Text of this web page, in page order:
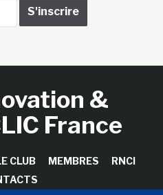
&
France
CLUB MEMBRES
RNCI